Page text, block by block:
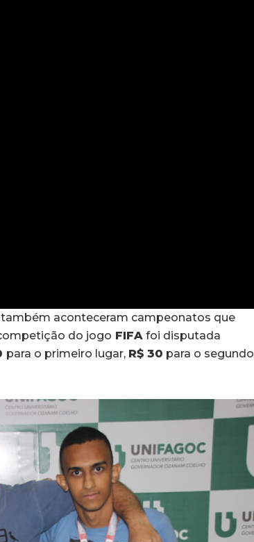
aconteceram campeonatos que
do jogo FIFA foi disputada
para o primeiro lugar, R$ 30 para o segundo